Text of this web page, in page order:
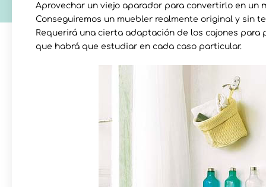
Aprovechar un viejo aparador para convertirlo en un
Conseguiremos un muebler realmente original y sin
Requerirá una cierta adaptación de los cajones
que habrá que estudiar en cada caso particular.